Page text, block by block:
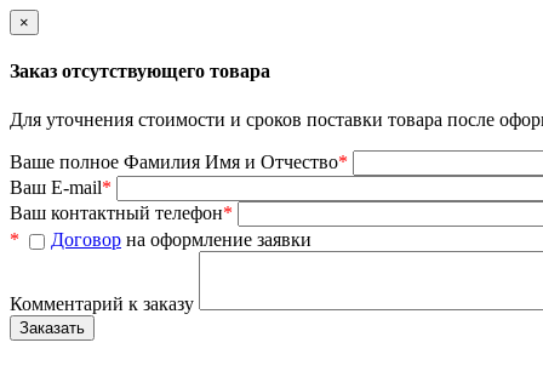
×
Заказ отсутствующего товара
Для уточнения стоимости и сроков поставки товара после
Ваше полное Фамилия Имя и Отчество*
Ваш E-mail*
Ваш контактный телефон*
*
Договор на оформление заявки
Комментарий к заказу